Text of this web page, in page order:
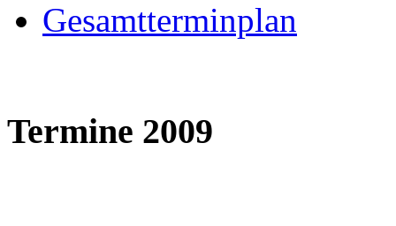
Gesamtterminplan
Termine 2009